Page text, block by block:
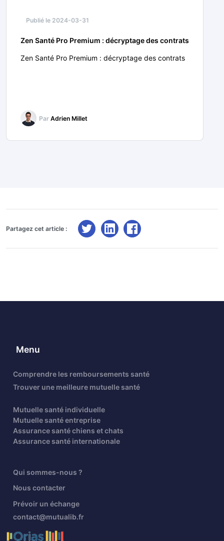
Publié le 2024-03-31
Zen Santé Pro Premium : décryptage des contrats
Zen Santé Pro Premium : décryptage des contrats
Par Adrien Millet
Partagez cet article :
Menu
Comprendre les remboursements santé
Trouver une meilleure mutuelle santé
Mutuelle santé individuelle
Mutuelle santé entreprise
Assurance santé chiens et chats
Assurance santé internationale
Qui sommes-nous ?
Nous contacter
Prévoir un échange
contact@mutualib.fr